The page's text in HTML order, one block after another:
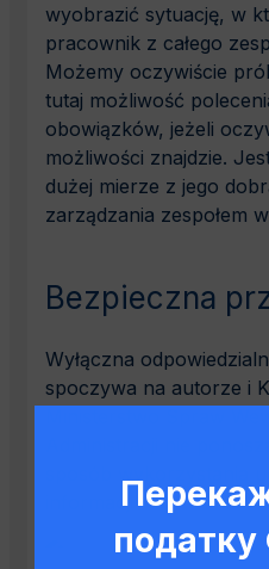
wyobrazić sytuację, w
pracownik z całego
Możemy oczywiście
tutaj możliwość
obowiązków, jeżeli
możliwości znajdzie.
dużej mierze z jego
zarządzania zespołem
Bezpieczna
Wyłączna
spoczywa na autorze i
Administracji nie
informacji
податку